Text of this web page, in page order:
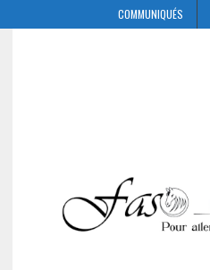
COMMUNIQUÉS